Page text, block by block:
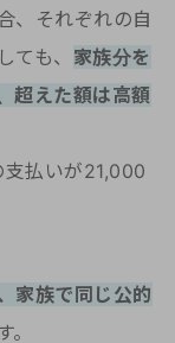
、それぞれの自
も、 家族分を
超えた額は高額
払いが21,000
家族で同じ公的
。